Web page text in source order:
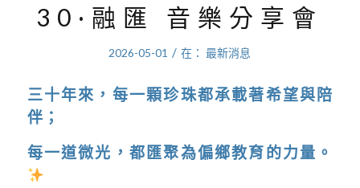
30·融匯 音樂分享會
2026-05-01 / 在：最新消息
三十年來，每一顆珍珠都承載著希望與陪
伴；
每一道微光，都匯聚為偏鄉教育的力量。